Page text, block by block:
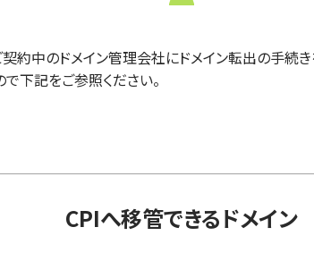
約中のドメイン管理会社にドメイン転出の手続き
下記をご参照ください。
CPIへ移管できるドメイン